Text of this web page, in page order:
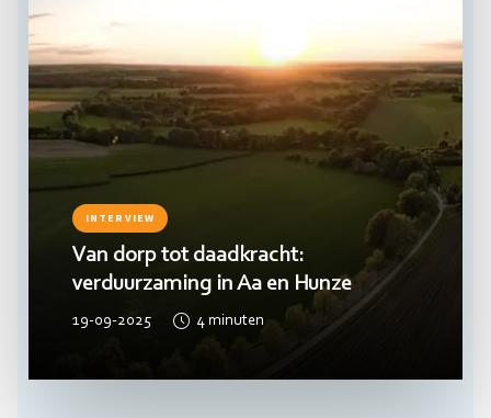
INTERVIEW
Van dorp tot daadkracht:
verduurzaming in Aa en Hunze
19-09-2025 4 minuten